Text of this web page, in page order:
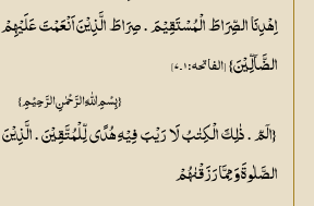
اِھْدِنَا الصِّرَاطَ الْمُسْتَقِیْمَ . صِرَاطَ الَّذِیْنَ اَنْعَمْتَ
الضَّآلِّیْنَ} [الفاتحہ: ۱۔۷]
{ بِسْمِ اللّٰہِ الرَّحْمٰنِ الرَّحِیْمِ}
{الٓمّٓ . ذٰلِکَ الْکِتٰبُ لَا رَیْبَ فِیْہِ ھُدًی لِّلْمُتَّقِیْنَ .
الصَّلٰوۃَ وَ مِمَّا رَزَقْنٰھُمْ